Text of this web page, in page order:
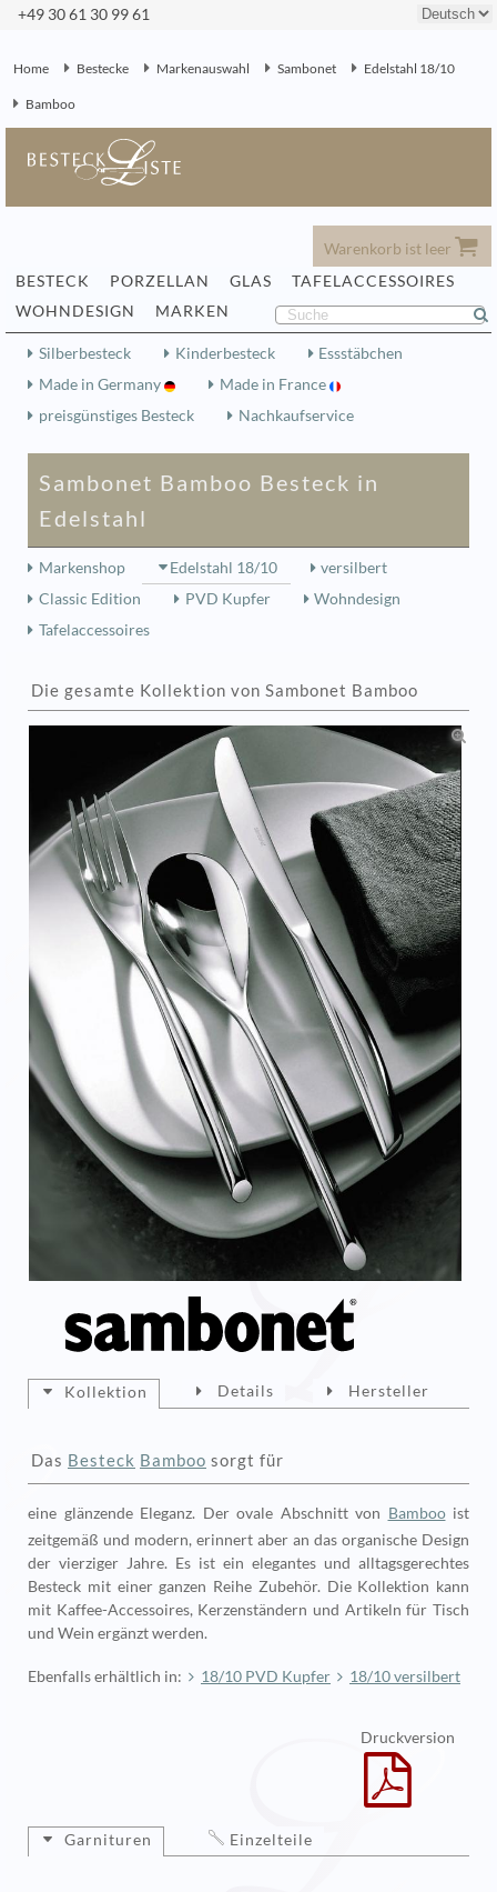
+49 30 61 30 99 61
Home Bestecke Markenauswahl Sambonet Edelstahl 18/10
Bamboo
Warenkorb ist leer
BESTECK
PORZELLAN GLAS
TAFELACCESSOIRES
WOHNDESIGN
MARKEN
Silberbesteck Kinderbesteck
Essstäbchen
Made in Germany
Made in France
preisgünstiges Besteck
Nachkaufservice
Sambonet Bamboo Besteck in
Edelstahl
Markenshop Edelstahl 18/10
versilbert
Classic Edition
PVD Kupfer
Wohndesign
Tafelaccessoires
Die gesamte Kollektion von Sambonet Bamboo
Kollektion
Das Besteck Bamboo sorgt für
eine glänzende Eleganz. Der ovale Abschnitt von Bambooist
zeitgemäß und modern, erinnert aber an das organische Design
der vierziger Jahre. Es ist ein elegantes und alltagsgerechtes
Besteck mit einer ganzen Reihe Zubehör. Die Kollektion kann
mit Kaffee-Accessoires, Kerzenständern und Artikeln für Tisch
und Wein ergänzt werden.
Ebenfalls erhältlich in: 18/10 PVD Kupfer 18/10 versilbert
Details Hersteller
Druckversion
Garnituren Einzelteile